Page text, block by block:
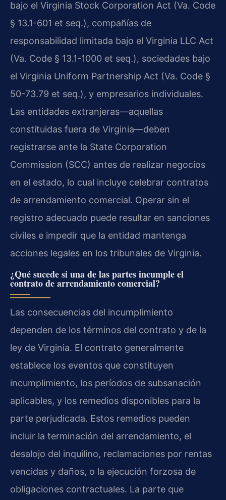
bajo el Virginia Stock Corporation Act (Va. Code
§ 13.1-601 et seq.), compañías de
responsabilidad limitada bajo el Virginia LLC Act
(Va. Code § 13.1-1000 et seq.), sociedades bajo
el Virginia Uniform Partnership Act (Va. Code §
50-73.79 et seq.), y empresarios individuales.
Las entidades extranjeras—aquellas
constituidas fuera de Virginia—deben
registrarse ante la State Corporation
Commission (SCC) antes de realizar negocios
en el estado, lo cual incluye celebrar contratos
de arrendamiento comercial. Operar sin el
registro adecuado puede resultar en sanciones
civiles e impedir que la entidad mantenga
acciones legales en los tribunales de Virginia.
¿Qué sucede si una de las partes incumple el
contrato de arrendamiento comercial?
Las consecuencias del incumplimiento
dependen de los términos del contrato y de la
ley de Virginia. El contrato generalmente
establece los eventos que constituyen
incumplimiento, los períodos de subsanación
aplicables, y los remedios disponibles para la
parte perjudicada. Estos remedios pueden
incluir la terminación del arrendamiento, el
desalojo del inquilino, reclamaciones por rentas
vencidas y daños, o la ejecución forzosa de
obligaciones contractuales. La parte que